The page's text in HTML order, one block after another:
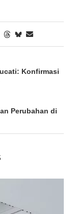
Konfirmasi
Perubahan di